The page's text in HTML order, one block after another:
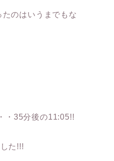
のはいうまでもな
・35分後の11:05!!
た!!!